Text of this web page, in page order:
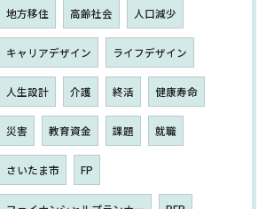
地方移住 高齢社会 人口減少
キャリアデザイン ライフデザイン
人生設計 介護 終活 健康寿命
災害 教育資金 課題 就職
さいたま市 FP